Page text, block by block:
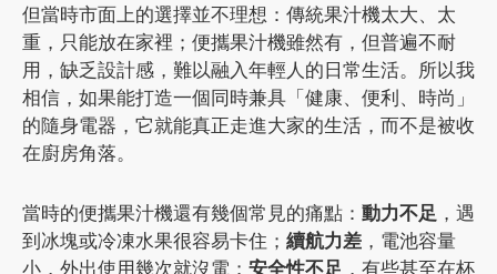
但當時市面上的選擇並不理想：傳統果汁機太大、太
重，只能放在家裡；便攜果汁機雖然有，但普遍不耐
用，缺乏設計感，難以融入年輕人的日常生活。所以我
相信，如果能打造一個同時兼具「健康、便利、時尚」
的隨身電器，它就能真正走進大家的生活，而不是被收
在廚房角落。
當時的便攜果汁機還有幾個常見的痛點： 動力不足 ，遇
到冰塊或冷凍水果很容易卡住； 續航力差 ，電池容量
小，外出使用幾次就沒電； 安全性不足 ，有些甚至在杯